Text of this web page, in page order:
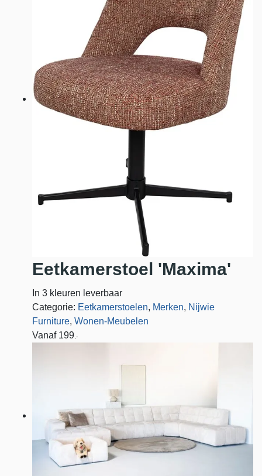
Eetkamerstoel 'Maxima'
In 3 kleuren leverbaar
Categorie: Eetkamerstoelen, Merken, Nijwie
Furniture, Wonen-Meubelen
Vanaf 199 ,-